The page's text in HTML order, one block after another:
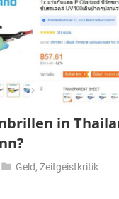
in
Geld,Zeitgeistkritik